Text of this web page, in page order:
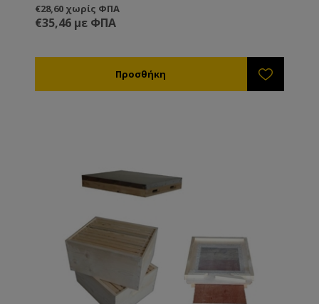
€28,60 χωρίς ΦΠΑ
€35,46 με ΦΠΑ